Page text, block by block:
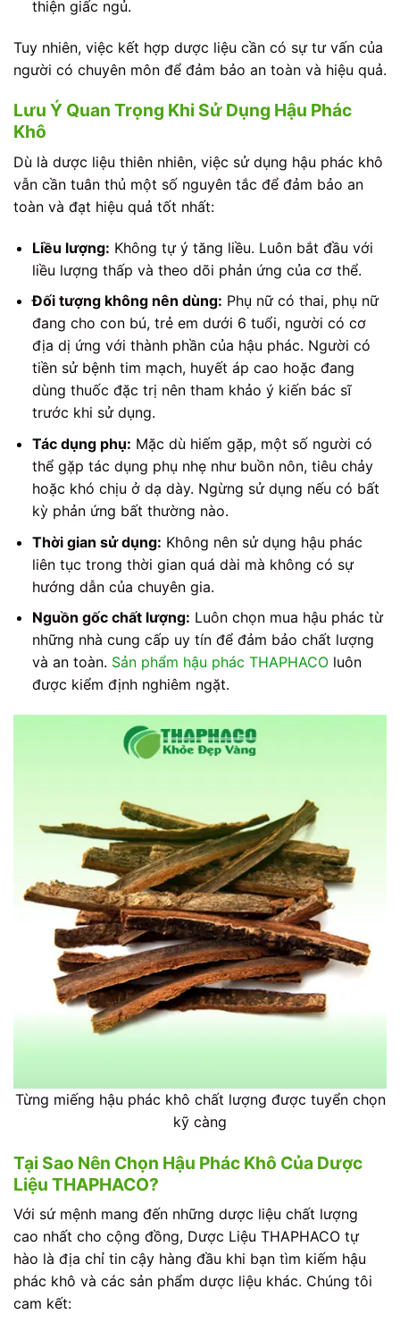
thiện giấc ngủ.
Tuy nhiên, việc kết hợp dược liệu cần có sự tư vấn của
người có chuyên môn để đảm bảo an toàn và hiệu quả.
Lưu Ý Quan Trọng Khi Sử Dụng Hậu Phác
Khô
Dù là dược liệu thiên nhiên, việc sử dụng hậu phác khô
vẫn cần tuân thủ một số nguyên tắc để đảm bảo an
toàn và đạt hiệu quả tốt nhất:
Liều lượng: Không tự ý tăng liều. Luôn bắt đầu với
liều lượng thấp và theo dõi phản ứng của cơ thể.
Đối tượng không nên dùng: Phụ nữ có thai, phụ nữ
đang cho con bú, trẻ em dưới 6 tuổi, người có cơ
địa dị ứng với thành phần của hậu phác. Người có
tiền sử bệnh tim mạch, huyết áp cao hoặc đang
dùng thuốc đặc trị nên tham khảo ý kiến bác sĩ
trước khi sử dụng.
Tác dụng phụ: Mặc dù hiếm gặp, một số người có
thể gặp tác dụng phụ nhẹ như buồn nôn, tiêu chảy
hoặc khó chịu ở dạ dày. Ngừng sử dụng nếu có bất
kỳ phản ứng bất thường nào.
Thời gian sử dụng: Không nên sử dụng hậu phác
liên tục trong thời gian quá dài mà không có sự
hướng dẫn của chuyên gia.
Nguồn gốc chất lượng: Luôn chọn mua hậu phác từ
những nhà cung cấp uy tín để đảm bảo chất lượng
và an toàn. Sản phẩm hậu phác THAPHACOluôn
được kiểm định nghiêm ngặt.
Từng miếng hậu phác khô chất lượng được tuyển chọn
kỹ càng
Tại Sao Nên Chọn Hậu Phác Khô Của Dược
Liệu THAPHACO?
Với sứ mệnh mang đến những dược liệu chất lượng
cao nhất cho cộng đồng, Dược Liệu THAPHACO tự
hào là địa chỉ tin cậy hàng đầu khi bạn tìm kiếm hậu
phác khô và các sản phẩm dược liệu khác. Chúng tôi
cam kết: